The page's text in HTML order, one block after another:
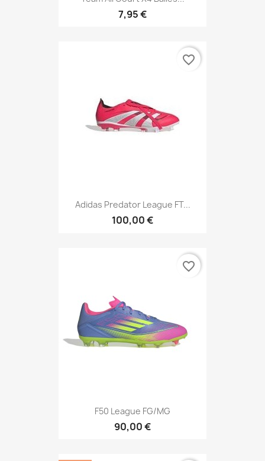
7,95 €
Adidas Predator League FT...
100,00 €
favorite_border
F50 League FG/MG
90,00 €
favorite_border